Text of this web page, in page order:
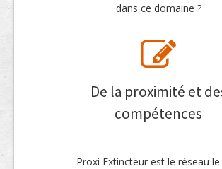
dans ce domaine ?
De la proximité et
compétences
Proxi Extincteur est le réseau le